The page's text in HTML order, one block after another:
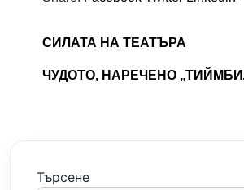
СИЛАТА НА ТЕАТЪРА
ЧУДОТО, НАРЕЧЕНО
Търсене